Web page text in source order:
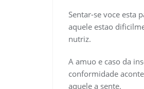
Sentar-se voce esta
aquele estao
nutriz.
A amuo e caso da
conformidade
aquele a sente.